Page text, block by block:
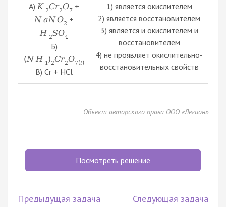
А) K 2Cr2O7+
N aNO2 +
H 2SO4
Б)
(N H 4)2Cr2O7(t)
В) Cr + HCl
1) является окислителем
2) является восстановителем
3) является и окислителем и
восстановителем
4) не проявляет окислительно-
восстановительных свойств
Объект авторского права ООО «Легион»
Посмотреть решение
Предыдущая задача Следующая задача